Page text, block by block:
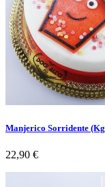
Manjerico Sorridente
Preço
22,90 €